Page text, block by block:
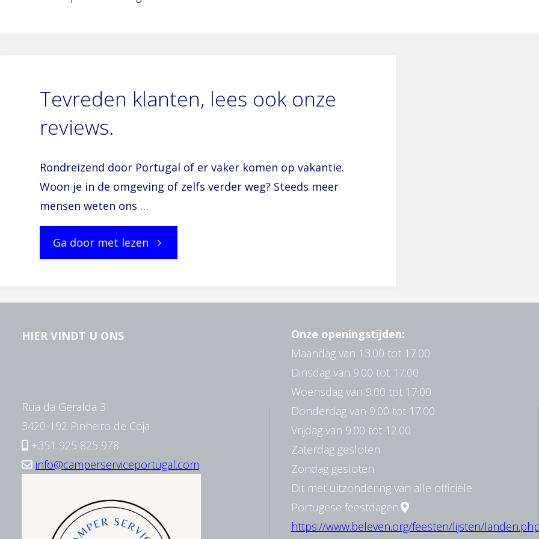
Tevreden klanten, lees ook onze
reviews.
Rondreizend door Portugal of er vaker komen op vakantie.
Woon je in de omgeving of zelfs verder weg? Steeds meer
mensen weten ons …
Ga door met lezen"Tevreden
lees
HIER VINDT U ONS
Rua da Geralda 3
3420-192 Pinheiro de Coja
+351 925 825 978
info@camperserviceportugal.com
Onze openingstijden:
Maandag van 13.00 tot 17.00
Dinsdag van 9.00 tot 17.00
Woensdag van 9.00 tot 17.00
Donderdag van 9.00 tot 17.00
Vrijdag van 9.00 tot 12.00
Zaterdag gesloten
Zondag gesloten
Dit met uitzondering van alle officiële
Portugese feestdagen.
https://www.beleven.org/feesten/lijsten/